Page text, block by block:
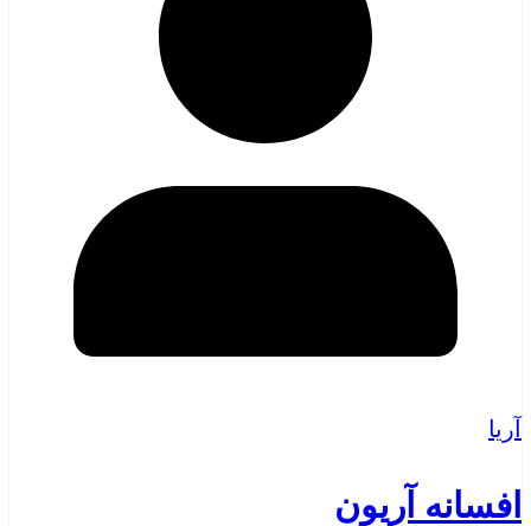
آریا
افسانه آریون